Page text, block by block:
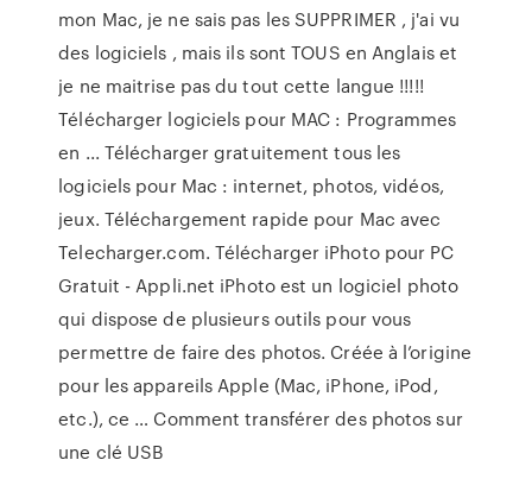
mon Mac, je ne sais pas les SUPPRIMER , j'ai vu
des logiciels , mais ils sont TOUS en Anglais et
je ne maitrise pas du tout cette langue !!!!!
Télécharger logiciels pour MAC : Programmes
en ... Télécharger gratuitement tous les
logiciels pour Mac : internet, photos, vidéos,
jeux. Téléchargement rapide pour Mac avec
Telecharger.com. Télécharger iPhoto pour PC
Gratuit - Appli.net iPhoto est un logiciel photo
qui dispose de plusieurs outils pour vous
permettre de faire des photos. Créée à l’origine
pour les appareils Apple (Mac, iPhone, iPod,
etc.), ce … Comment transférer des photos sur
une clé USB